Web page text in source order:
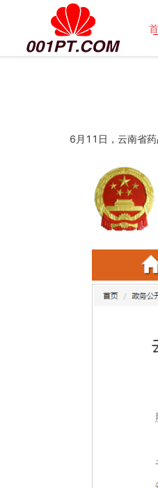
6月11日，云南省药